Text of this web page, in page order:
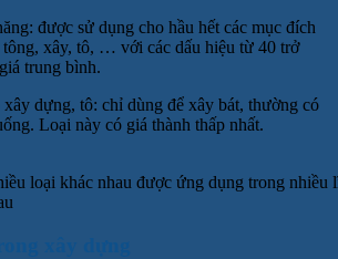
được sử dụng cho hầu hết các mục đích
xây, tô, … với các dấu hiệu từ 40 trở
trung bình.
dựng, tô: chỉ dùng để xây bát, thường có
Loại này có giá thành thấp nhất.
loại khác nhau được ứng dụng trong nhiều